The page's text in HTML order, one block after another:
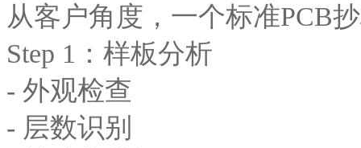
从客户角度，一个标准PCB
Step 1：样板分析
- 外观检查
- 层数识别